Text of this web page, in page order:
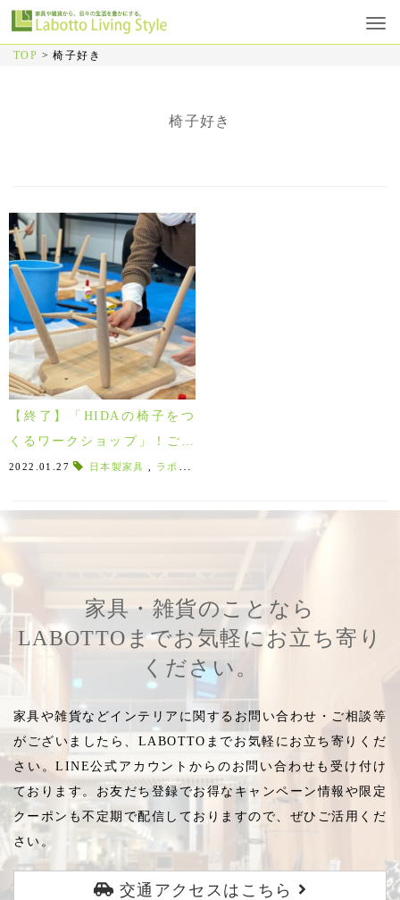
TOP >椅子好き
椅子好き
【終了】「HIDAの椅子をつ
くるワークショップ」！ご参
加の皆様ありがとうございま
2022.01.27 日本製家具 ラボット２０周年
家具・雑貨のことなら
LABOTTOまでお気軽にお立ち寄り
ください。
家具や雑貨などインテリアに関するお問い合わせ・ご相談等
がございましたら、LABOTTOまでお気軽にお立ち寄りくだ
さい。LINE公式アカウントからのお問い合わせも受け付け
ております。お友だち登録でお得なキャンペーン情報や限定
クーポンも不定期で配信しておりますので、ぜひご活用くだ
さい。
交通アクセスはこちら